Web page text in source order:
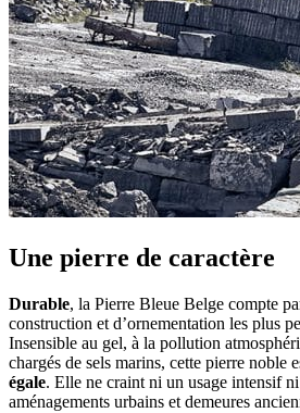
Une pierre de caractère
Durable, la Pierre Bleue Belge compte
construction et d’ornementation les plus
Insensible au gel, à la pollution
chargés de sels marins, cette pierre noble
égale. Elle ne craint ni un usage intensif
aménagements urbains et demeures